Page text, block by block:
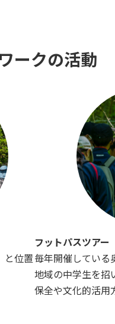
ークの活動
と位置
フットパスツアー
毎年開催している
地域の中学生を招
保全や文化的活用